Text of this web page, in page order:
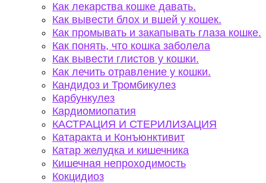
Как лекарства кошке давать.
Как вывести блох и вшей у кошек.
Как промывать и закапывать глаза кошке.
Как понять, что кошка заболела
Как вывести глистов у кошки.
Как лечить отравление у кошки.
Кандидоз и Тромбикулез
Карбункулез
Кардиомиопатия
КАСТРАЦИЯ И СТЕРИЛИЗАЦИЯ
Катаракта и Конъюнктивит
Катар желудка и кишечника
Кишечная непроходимость
Кокцидиоз